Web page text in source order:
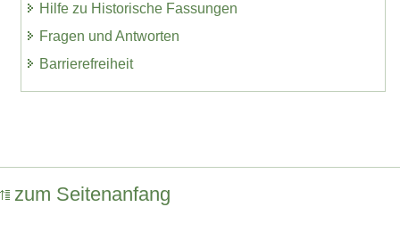
Hilfe zu Historische Fassungen
Fragen und Antworten
Barrierefreiheit
zum Seitenanfang